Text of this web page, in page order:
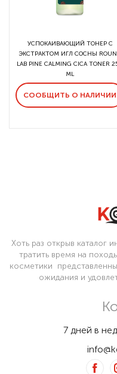
УСПОКАИВАЮЩИЙ ТОНЕР С
ЭКСТРАКТОМ ИГЛ СОСНЫ
LAB PINE CALMING CICA TONER
ML
СООБЩИТЬ О НАЛИЧИИ
Хоть раз открыв каталог
тратить время на
косметики
ожидания и
7 дней в